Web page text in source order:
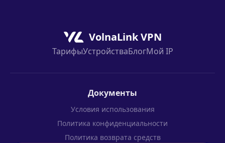
VolnaLink VPN
ТарифыУстройстваБлогМой IP
Документы
Условия использования
Политика конфиденциальности
Политика возврата средств